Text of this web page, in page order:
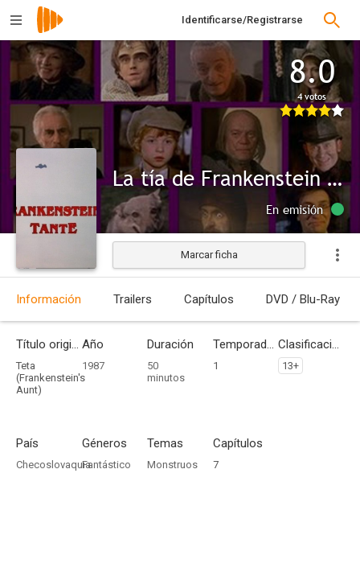
Identificarse/Registrarse
8.0
4 votos
La tía de Frankenstein (Los monstruos de Transilvania)
En emisión
Marcar ficha
Información Trailers Capítulos DVD / Blu-Ray
Título original
Teta
(Frankenstein's
Aunt)
Año
1987
Duración
50
minutos
Temporadas
1
Clasificación por edades
13+
País
Checoslovaquia
Géneros
Fantástico
Temas
Monstruos
Capítulos
7